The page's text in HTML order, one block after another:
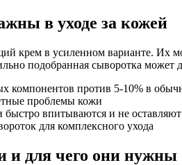
в уходе за кожей
крем в усиленном варианте. Их
подобранная сыворотка может
компонентов против 5-10% в
проблемы кожи
быстро впитываются и не
для комплексного ухода
и для чего они нужны